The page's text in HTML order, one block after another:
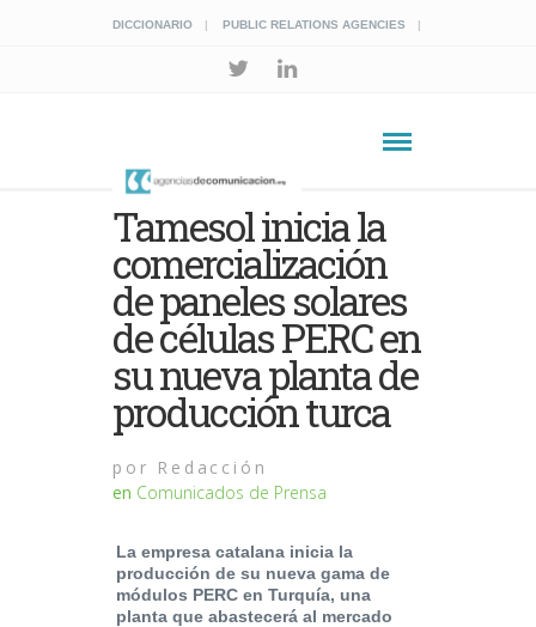
DICCIONARIO PUBLIC RELATIONS AGENCIES
Tamesol inicia la
comercialización
de paneles solares
de células PERC en
su nueva planta de
producción turca
por Redacción
en Comunicados de Prensa
La empresa catalana inicia la
producción de su nueva gama de
módulos PERC en Turquía, una
planta que abastecerá al mercado